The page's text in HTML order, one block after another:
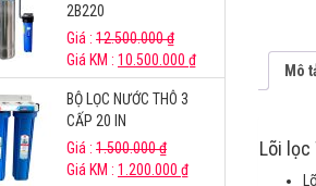
Mô
Lõi lọc
2B220
Giá : 12.500.000₫
Giá KM : 10.500.000 ₫
BỘ LỌC NƯỚC THÔ 3
CẤP 20 IN
Giá : 1.500.000₫
Giá KM : 1.200.000 ₫